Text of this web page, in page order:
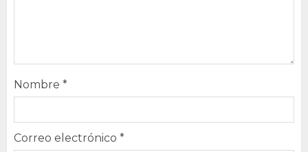
Nombre *
Correo electrónico *